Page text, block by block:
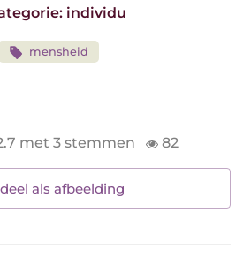
individu
mensheid
met 3 stemmen 82
deel als afbeelding